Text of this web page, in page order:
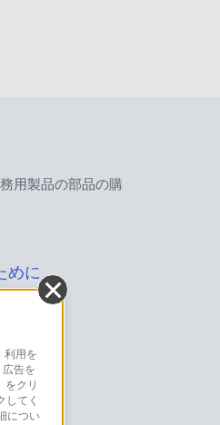
用製品の部品の購
めに
利用を
告を
クリ
てく
につい